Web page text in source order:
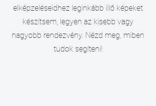
elképzeléseidhez leginkább illő képeket
készítsem, legyen az kisebb vagy
nagyobb rendezvény. Nézd meg, miben
tudok segíteni!